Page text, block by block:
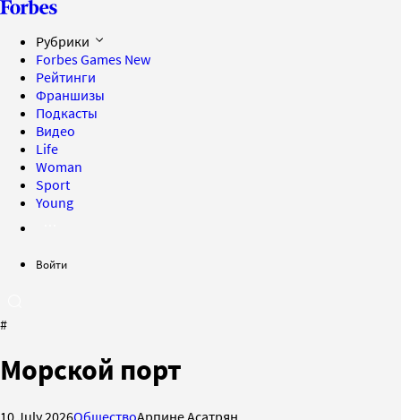
Рубрики
Forbes Games New
Рейтинги
Франшизы
Подкасты
Видео
Life
Woman
Sport
Young
Войти
#
Морской порт
10 July 2026ОбществоАрпине Асатрян